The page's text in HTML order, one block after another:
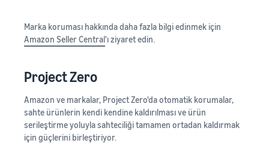
Marka koruması hakkında daha fazla bilgi edinmek için
Amazon Seller Central'ı ziyaret edin.
Project Zero
Amazon ve markalar, Project Zero'da otomatik korumalar,
sahte ürünlerin kendi kendine kaldırılması ve ürün
serileştirme yoluyla sahteciliği tamamen ortadan kaldırmak
için güçlerini birleştiriyor.